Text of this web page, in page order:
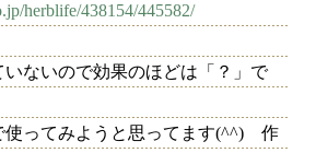
herblife/438154/445582/
いないので効果のほどは「？」で
使ってみようと思ってます(^^) 作